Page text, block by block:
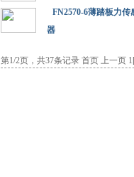
FN2570-6薄踏板力传
器
第1/2页，共37条记录 首页 上一页 1